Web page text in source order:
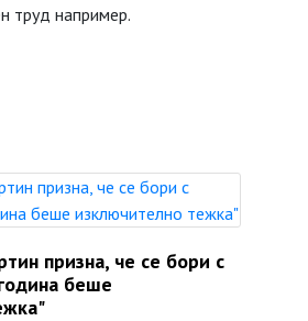
труд например.
призна, че се бори с
беше